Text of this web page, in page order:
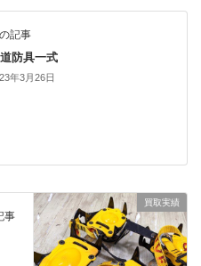
記事
防具一式
年3月26日
買取実績
事